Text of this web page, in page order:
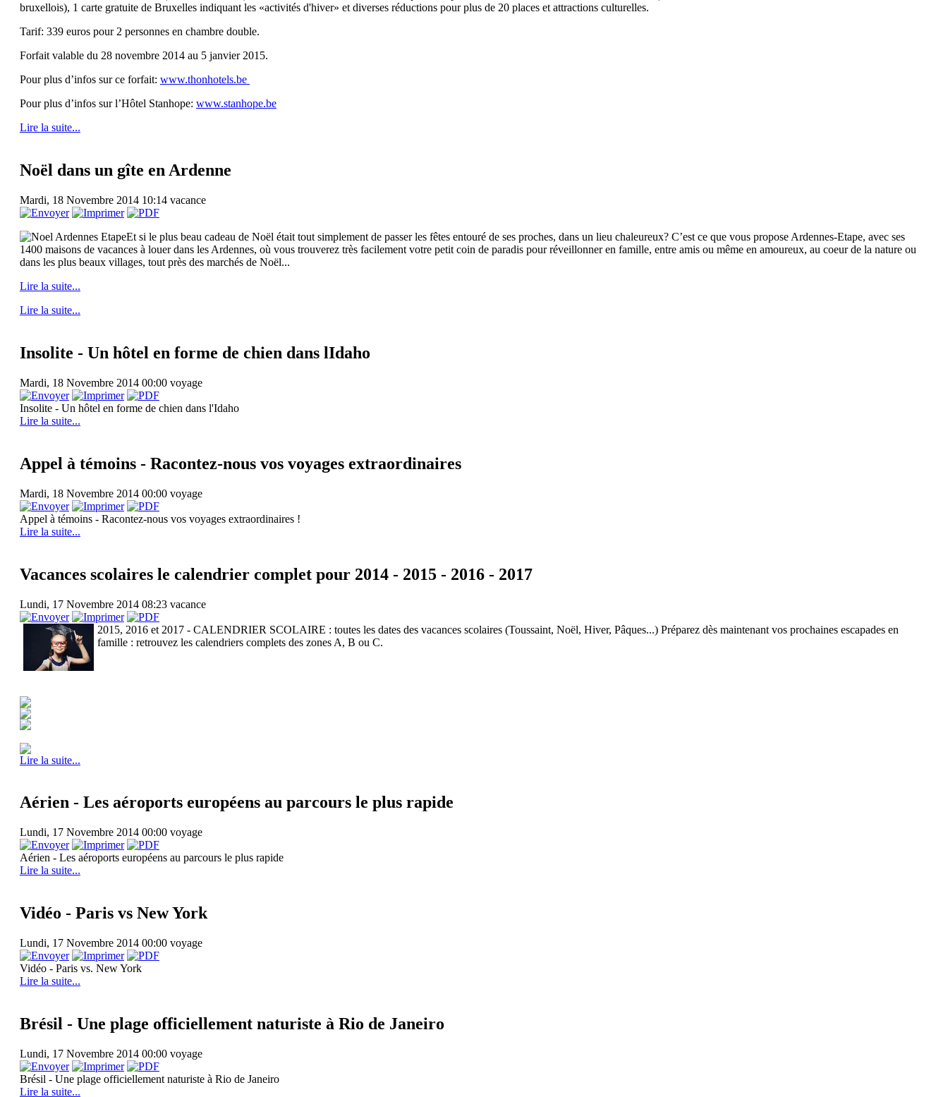
bruxellois), 1 carte gratuite de Bruxelles indiquant les «activités d'hiver» et diverses réductions pour plus de 20 places et attractions culturelles.
Tarif: 339 euros pour 2 personnes en chambre double.
Forfait valable du 28 novembre 2014 au 5 janvier 2015.
Pour plus d’infos sur ce forfait: www.thonhotels.be
Pour plus d’infos sur l’Hôtel Stanhope: www.stanhope.be
Lire la suite...
Noël dans un gîte en Ardenne
Mardi, 18 Novembre 2014 10:14 vacance
Et si le plus beau cadeau de Noël était tout simplement de passer les fêtes entouré de ses proches, dans un lieu chaleureux? C’est ce que vous propose Ardennes-Etape, avec ses
1400 maisons de vacances à louer dans les Ardennes, où vous trouverez très facilement votre petit coin de paradis pour réveillonner en famille, entre amis ou même en amoureux, au coeur de la nature ou
dans les plus beaux villages, tout près des marchés de Noël...
Lire la suite...
Lire la suite...
Insolite - Un hôtel en forme de chien dans lIdaho
Mardi, 18 Novembre 2014 00:00 voyage
Insolite - Un hôtel en forme de chien dans l'Idaho
Lire la suite...
Appel à témoins - Racontez-nous vos voyages extraordinaires
Mardi, 18 Novembre 2014 00:00 voyage
Appel à témoins - Racontez-nous vos voyages extraordinaires !
Lire la suite...
Vacances scolaires le calendrier complet pour 2014 - 2015 - 2016 - 2017
Lundi, 17 Novembre 2014 08:23 vacance
2015, 2016 et 2017 - CALENDRIER SCOLAIRE : toutes les dates des vacances scolaires (Toussaint, Noël, Hiver, Pâques...) Préparez dès maintenant vos prochaines escapades en
famille : retrouvez les calendriers complets des zones A, B ou C.
Lire la suite...
Aérien - Les aéroports européens au parcours le plus rapide
Lundi, 17 Novembre 2014 00:00 voyage
Aérien - Les aéroports européens au parcours le plus rapide
Lire la suite...
Vidéo - Paris vs New York
Lundi, 17 Novembre 2014 00:00 voyage
Vidéo - Paris vs. New York
Lire la suite...
Brésil - Une plage officiellement naturiste à Rio de Janeiro
Lundi, 17 Novembre 2014 00:00 voyage
Brésil - Une plage officiellement naturiste à Rio de Janeiro
Lire la suite...